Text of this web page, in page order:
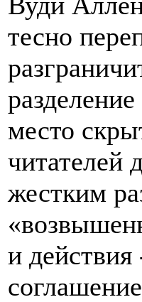
тесно
место
читателей
жестким
и